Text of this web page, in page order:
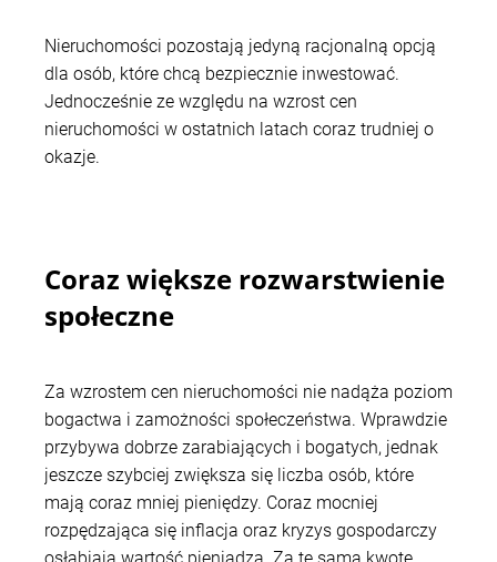
Nieruchomości pozostają jedyną racjonalną opcją
dla osób, które chcą bezpiecznie inwestować.
Jednocześnie ze względu na wzrost cen
nieruchomości w ostatnich latach coraz trudniej o
okazje.
Coraz większe rozwarstwienie
społeczne
Za wzrostem cen nieruchomości nie nadąża poziom
bogactwa i zamożności społeczeństwa. Wprawdzie
przybywa dobrze zarabiających i bogatych, jednak
jeszcze szybciej zwiększa się liczba osób, które
mają coraz mniej pieniędzy. Coraz mocniej
rozpędzająca się inflacja oraz kryzys gospodarczy